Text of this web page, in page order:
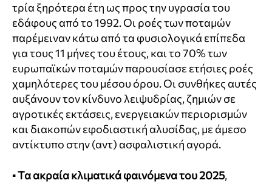
τρία ξηρότερα έτη ως προς την υγρασία του
εδάφους από το 1992. Οι ροές των ποταμών
παρέμειναν κάτω από τα φυσιολογικά επίπεδα
για τους 11 μήνες του έτους, και το 70% των
ευρωπαϊκών ποταμών παρουσίασε ετήσιες ροές
χαμηλότερες του μέσου όρου. Οι συνθήκες αυτές
αυξάνουν τον κίνδυνο λειψυδρίας, ζημιών σε
αγροτικές εκτάσεις, ενεργειακών περιορισμών
και διακοπών εφοδιαστική αλυσίδας, με άμεσο
αντίκτυπο στην (αντ) ασφαλιστική αγορά.
▪Τα ακραία κλιματικά φαινόμενα του 2025,